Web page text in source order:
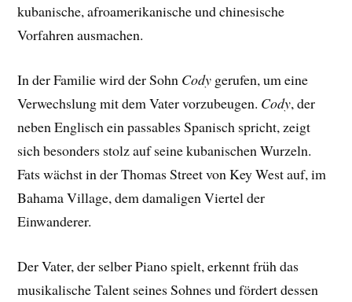
kubanische, afroamerikanische und chinesische
Vorfahren ausmachen.
In der Familie wird der Sohn Cody gerufen, um eine
Verwechslung mit dem Vater vorzubeugen. Cody, der
neben Englisch ein passables Spanisch spricht, zeigt
sich besonders stolz auf seine kubanischen Wurzeln.
Fats wächst in der Thomas Street von Key West auf, im
Bahama Village, dem damaligen Viertel der
Einwanderer.
Der Vater, der selber Piano spielt, erkennt früh das
musikalische Talent seines Sohnes und fördert dessen